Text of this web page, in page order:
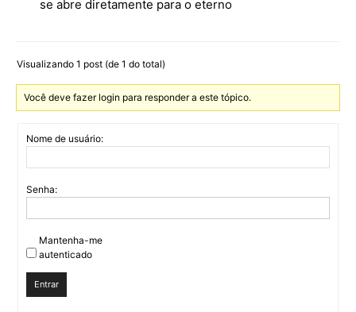
se abre diretamente para o eterno
Visualizando 1 post (de 1 do total)
Você deve fazer login para responder a este tópico.
Nome de usuário:
Senha:
Mantenha-me
autenticado
Entrar